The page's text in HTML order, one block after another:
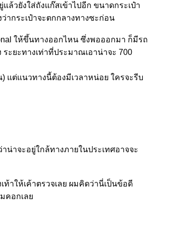
ล้วยังใส่ถังแก๊สเข้าไปอีก ขนาดกระเป๋า
ากระเป๋าจะตกกลางทางซะก่อน
ให้ขึ้นทางออกไหน ซึ่งพอออกมา ก็มีรถ
ะยะทางเท่าที่ประมาณเอาน่าจะ 700
แต่แนวทางนี้ต้องมีเวลาหน่อย ใครจะรีบ
าจะอยู่ใกล้ทางภายในประเทศอาจจะ
าให้เค้าตรวจเลย ผมคิดว่านี่เป็นข้อดี
คอกเลย